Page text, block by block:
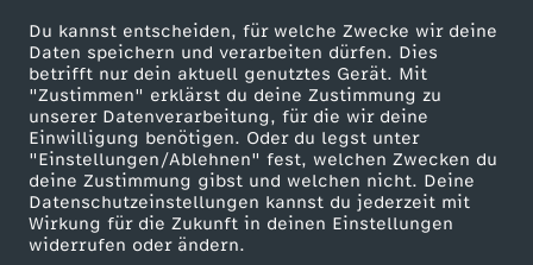
Du kannst entscheiden, für welche Zwecke wir deine
Daten speichern und verarbeiten dürfen. Dies
betrifft nur dein aktuell genutztes Gerät. Mit
"Zustimmen" erklärst du deine Zustimmung zu
unserer Datenverarbeitung, für die wir deine
Einwilligung benötigen. Oder du legst unter
"Einstellungen/Ablehnen" fest, welchen Zwecken du
deine Zustimmung gibst und welchen nicht. Deine
Datenschutzeinstellungen kannst du jederzeit mit
Wirkung für die Zukunft in deinen Einstellungen
widerrufen oder ändern.
ZDF goes Schule
Werbefernsehen
Mainzelmännchen